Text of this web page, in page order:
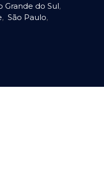
Grande do Sul,
, São Paulo,